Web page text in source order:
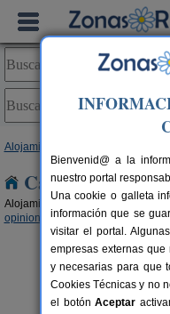
Alojamientos
Casas Rurales
Alojamientos rurales para
opiniones,4 con ofertas,49 con
Bienvenid@ a la
nuestro portal
Una cookie o galleta
información que se
visitar el portal.
empresas externas
y necesarias para que
Cookies Técnicas y no
el botónAceptar